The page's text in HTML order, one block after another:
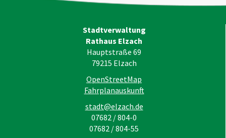
Stadtverwaltung
Rathaus Elzach
Hauptstraße 69
79215 Elzach
OpenStreetMap
Fahrplanauskunft
stadt@elzach.de
07682 / 804-0
07682 / 804-55